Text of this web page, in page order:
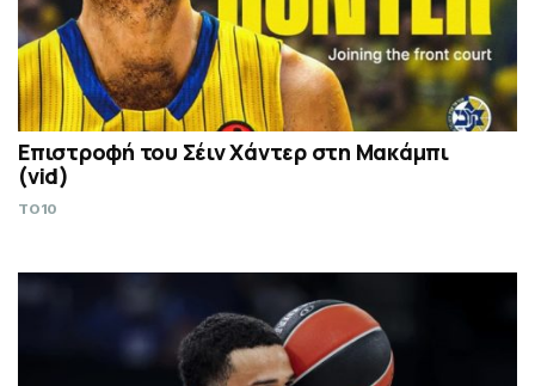
Επιστροφή του Σέιν Χάντερ στη Μακάμπι
(vid)
TO10